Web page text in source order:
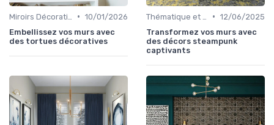
• 10/01/2026
Embellissez vos murs avec
des tortues décoratives
• 12/06/2025
Transformez vos murs avec
des décors steampunk
captivants